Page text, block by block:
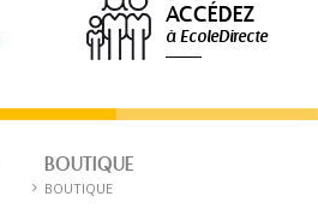
ACCÉDEZ
à EcoleDirecte
BOUTIQUE
BOUTIQUE